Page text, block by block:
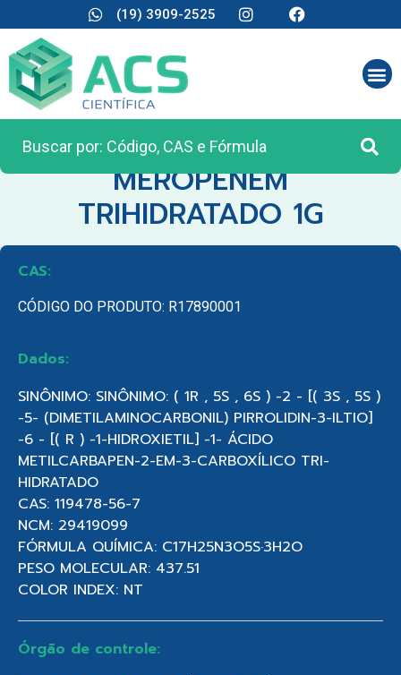
(19) 3909-2525
CATEGORIA:REAGENTES ANALÍTICOS
MEROPENEM
TRIHIDRATADO 1G
CAS:
CÓDIGO DO PRODUTO: R17890001
Dados:
SINÔNIMO: SINÔNIMO: ( 1R , 5S , 6S ) -2 - [( 3S , 5S )
-5- (DIMETILAMINOCARBONIL) PIRROLIDIN-3-ILTIO]
-6 - [( R ) -1-HIDROXIETIL] -1- ÁCIDO
METILCARBAPEN-2-EM-3-CARBOXÍLICO TRI-
HIDRATADO
CAS: 119478-56-7
NCM: 29419099
FÓRMULA QUÍMICA: C17H25N3O5S·3H2O
PESO MOLECULAR: 437.51
COLOR INDEX: NT
Órgão de controle: